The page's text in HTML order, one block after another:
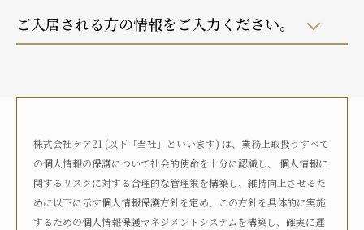
ご入居される方の情報をご入力ください。
自宅におり、介護サービスは利用していない
いる
何らかの高齢者向け施設に入居している
病院に入院している
その他
株式会社ケア21 (以下「当社」といいます) は、業務上取扱うすべて
の個人情報の保護について社会的使命を十分に認識し、 個人情報に
関するリスクに対する合理的な管理策を構築し、維持向上させるた
めに以下に示す個人情報保護方針を定め、この方針を具体的に実施
するための個人情報保護マネジメントシステムを構築し、確実に運